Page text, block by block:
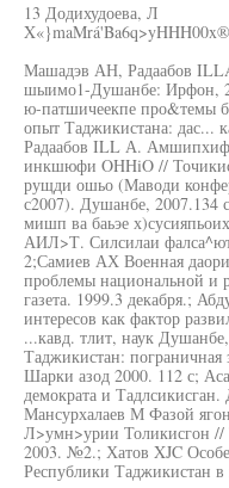
13 Додихудоева, Л
Машадэв АН, Радаабов
шыимо1-Душанбе: Ирфон,
ю-патшичеекпе про&темы
опыт Таджикистана: дас...
Радаабов ILL А.
инкшюфи OHHiO //
рущди ошьо (Маводи
с2007). Душанбе,
мишп ва баьэе
АИЛ>Т. Силсилаи
2;Самиев АХ Военная
проблемы национальной и
газета. 1999.3 декабря.;
интересов как фактор
...кавд. тлит, наук
Таджикистан:
Шарки азод 2000. 112 с;
демократа и
Мансурхалаев М Фазой
Л>умн>урии Толикисгон
2003. №2.; Хатов XJC
Республики Таджикистан в